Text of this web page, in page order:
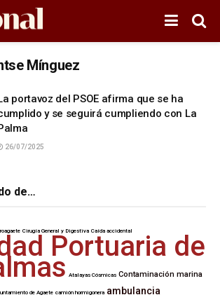
Mínguez
portavoz del PSOE afirma que se ha
y se seguirá cumpliendo con La
26/07/2025
de…
Cirugía General y Digestiva Caída accidental
Portuaria de
Atalayas Cósmicas Contaminación marina
de Agaete camión hormigonera ambulancia